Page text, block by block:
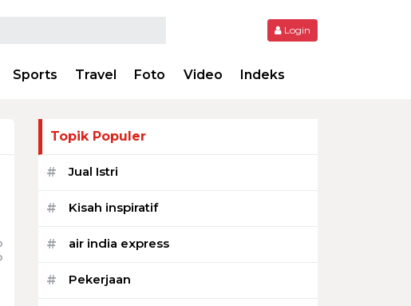
Login
Sports Travel Foto Video Indeks
Topik Populer
# Jual Istri
# Kisah inspiratif
# air india express
# Pekerjaan